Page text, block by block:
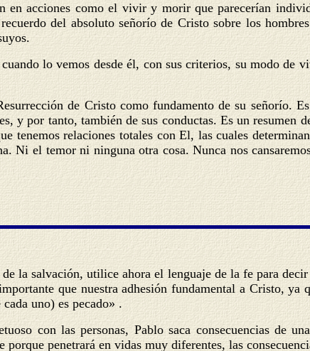
en acciones como el vivir y morir que parecerían
del absoluto señorío de Cristo sobre los
lo vemos desde él, con sus criterios, su modo de
de Cristo como fundamento de su señorío.
y por tanto, también de sus conductas. Es un resumen
tenemos relaciones totales con El, las cuales
Ni el temor ni ninguna otra cosa. Nunca nos
la salvación, utilice ahora el lenguaje de la fe para
que nuestra adhesión fundamental a Cristo,
uno) es pecado» .
con las personas, Pablo saca consecuencias de
penetrará en vidas muy diferentes, las